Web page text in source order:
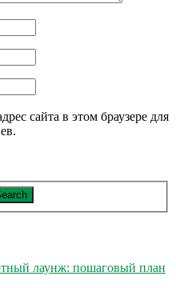
сайта в этом браузере для
лаунж: пошаговый план